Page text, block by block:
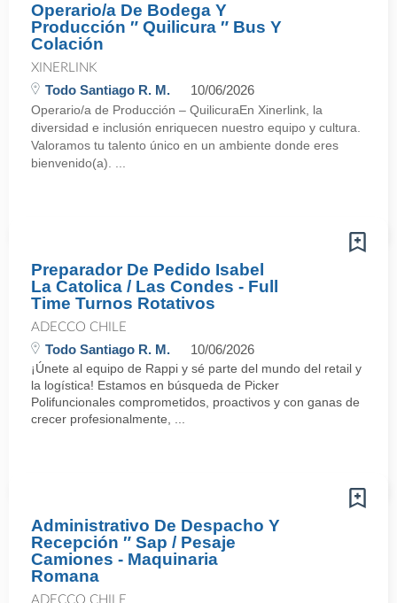
Operario/a De Bodega Y
Producción ″ Quilicura ″ Bus Y
Colación
XINERLINK
Todo Santiago R. M. 10/06/2026
Operario/a de Producción – QuilicuraEn Xinerlink, la
diversidad e inclusión enriquecen nuestro equipo y cultura.
Valoramos tu talento único en un ambiente donde eres
bienvenido(a). ...
Preparador De Pedido Isabel
La Catolica / Las Condes - Full
Time Turnos Rotativos
ADECCO CHILE
Todo Santiago R. M. 10/06/2026
¡Únete al equipo de Rappi y sé parte del mundo del retail y
la logística! Estamos en búsqueda de Picker
Polifuncionales comprometidos, proactivos y con ganas de
crecer profesionalmente, ...
Administrativo De Despacho Y
Recepción ″ Sap / Pesaje
Camiones - Maquinaria
Romana
ADECCO CHILE